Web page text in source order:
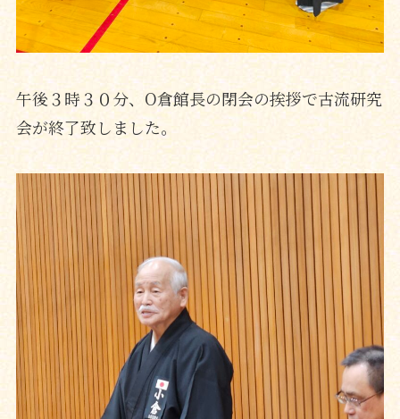
午後３時３０分、O倉館長の閉会の挨拶で古流研究
会が終了致しました。